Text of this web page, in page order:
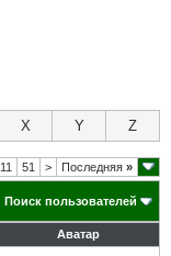
X Y Z
11 51 > Последняя »
Поиск пользователей
Аватар